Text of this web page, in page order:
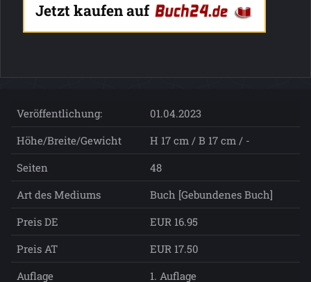
Jetzt kaufen auf
Veröffentlichung:
01.04.2023
Höhe/Breite/Gewicht
H 17 cm / B 17 cm / -
Seiten
48
Art des Mediums
Buch [Gebundenes Buch]
Preis DE
EUR 16.95
Preis AT
EUR 17.50
Auflage
1. Auflage